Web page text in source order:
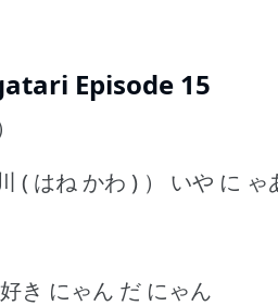
Episode 15
( はね かわ ) ） いや に ゃ
き にゃん だ にゃん